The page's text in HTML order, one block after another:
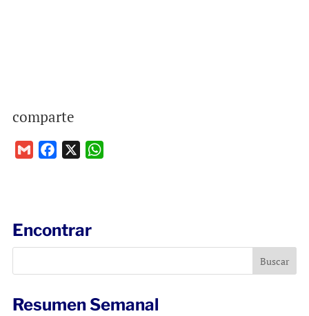
comparte
o
k
p
Encontrar
Resumen Semanal